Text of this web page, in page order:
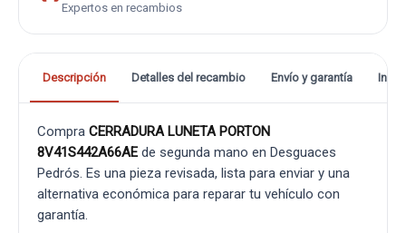
Expertos en recambios
Descripción Detalles del recambio Envío y garantía
Compra CERRADURA LUNETA PORTON
8V41S442A66AE de segunda mano en Desguaces
Pedrós. Es una pieza revisada, lista para enviar y una
alternativa económica para reparar tu vehículo con
garantía.